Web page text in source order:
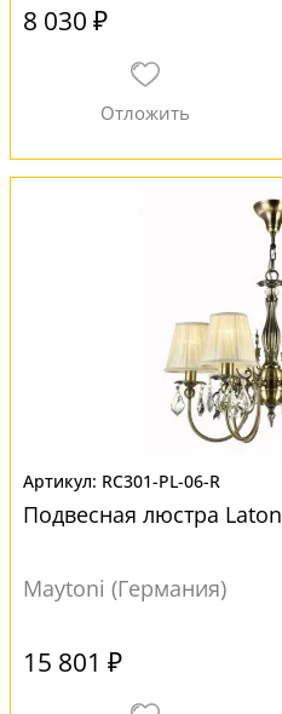
8 030 ₽
RC301-PL-06-R
Подвесная люстра
Maytoni (Германия)
15 801 ₽